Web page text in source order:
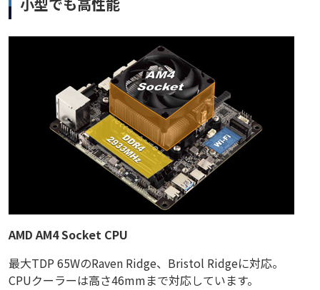
小型でも高性能
AMD AM4 Socket CPU
最大TDP 65WのRaven Ridge、Bristol Ridgeに対応。
CPUクーラーは高さ46mmまで対応しています。